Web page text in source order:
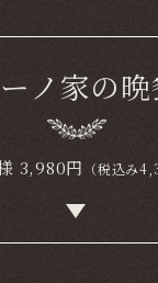
ノ家の
3,980円 （税込み